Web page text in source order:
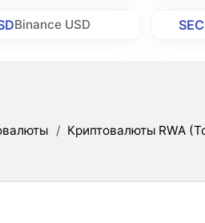
Binance USD
/ Криптовалюты RWA